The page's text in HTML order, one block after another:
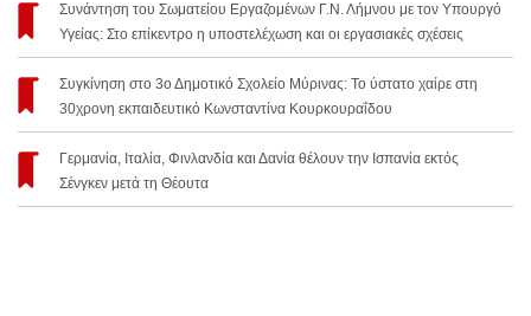
Συνάντηση του Σωματείου Εργαζομένων Γ.Ν. Λήμνου με τον Υπουργό
Υγείας: Στο επίκεντρο η υποστελέχωση και οι εργασιακές σχέσεις
Συγκίνηση στο 3ο Δημοτικό Σχολείο Μύρινας: Το ύστατο χαίρε στη
30χρονη εκπαιδευτικό Κωνσταντίνα Κουρκουραΐδου
Γερμανία, Ιταλία, Φινλανδία και Δανία θέλουν την Ισπανία εκτός
Σένγκεν μετά τη Θέουτα